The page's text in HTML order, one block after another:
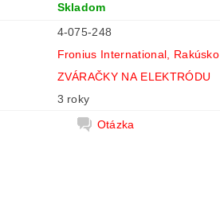
Skladom
4-075-248
Fronius International, Rakúsko
ZVÁRAČKY NA ELEKTRÓDU
3 roky
Otázka